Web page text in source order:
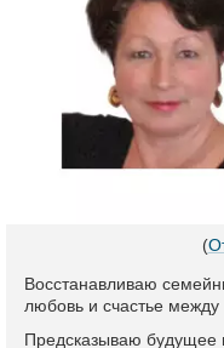
(
Восстанавливаю
любовь и счастье между
Предсказываю будущее